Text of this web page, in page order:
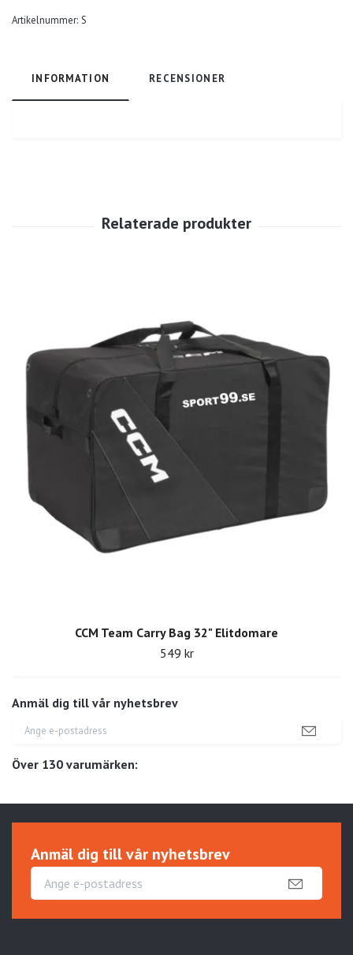
Anmäl dig till vår nyhetsbrev
Över 130 varumärken:
Artikelnummer: S
INFORMATION RECENSIONER
CCM Team Carry Bag 32" Elitdomare
549 kr
Anmäl dig till vår nyhetsbrev